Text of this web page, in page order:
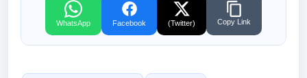
WhatsApp Facebook (Twitter) Copy Link